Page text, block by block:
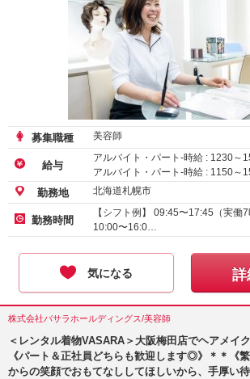
募集職種 美容師
給与
アルバイト・パート-時給 : 1230～
アルバイト・パート-時給 : 1150～
アルバイト・パート-時給 :
勤務地 北海道札幌市
勤務時間
【シフト例】 09:45〜17:45（実働
10:00〜16:0…
気になる 詳
株式会社バサラホールディングス/美容師
＜レンタル着物VASARA＞大阪梅田店でヘアメイ
《パート＆正社員どちらも歓迎します◎》＊＊《
からの笑顔でおもてなししてほしいから、手厚い